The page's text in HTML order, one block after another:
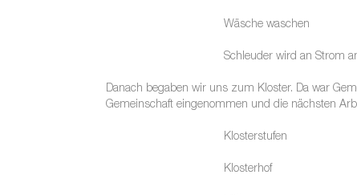
Wäsche waschen
Schleuder wird an Strom
Danach begaben wir uns zum Kloster. Da war
Gemeinschaft eingenommen und die nächsten
Klosterstufen
Klosterhof